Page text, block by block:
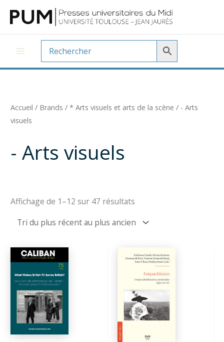
contenu
Accueil / Brands / * Arts visuels et arts de la scène / - Arts
visuels
- Arts visuels
Affichage de 1–12 sur 47 résultats
récent